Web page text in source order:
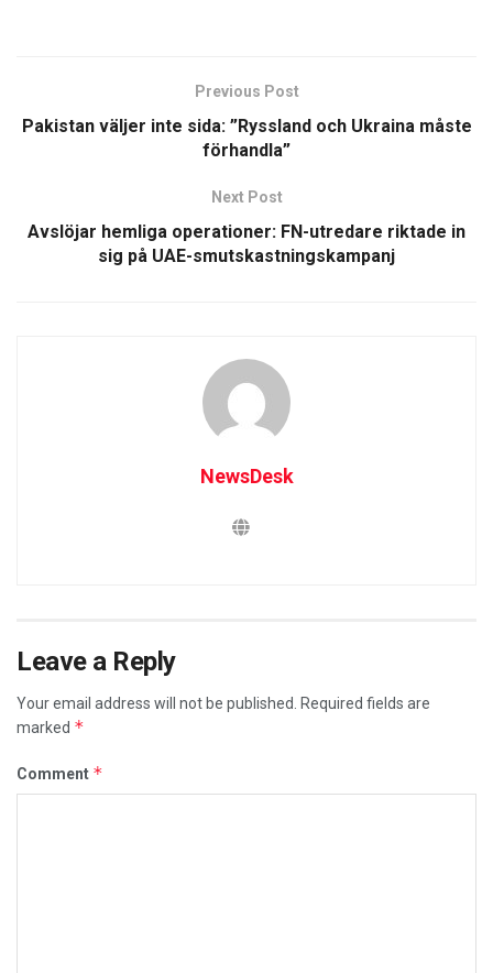
Previous Post
Pakistan väljer inte sida: ”Ryssland och Ukraina måste
förhandla”
Next Post
Avslöjar hemliga operationer: FN-utredare riktade in
sig på UAE-smutskastningskampanj
NewsDesk
Leave a Reply
Your email address will not be published. Required fields are
marked *
Comment *